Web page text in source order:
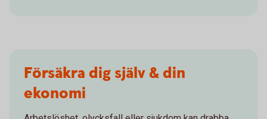
Försäkra dig själv & din
ekonomi